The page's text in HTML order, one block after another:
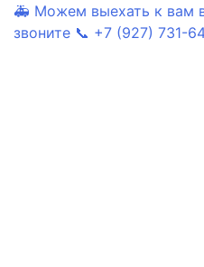
🚑 Можем выехать к вам
звоните 📞 +7 (927) 731-